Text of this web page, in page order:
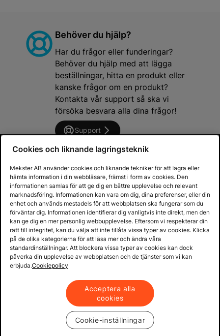
Behöver du hjälp?
Har du frågor eller funderingar?
Behöver du hjälp med att lägga
beställningar, hitta en produkt eller
kanske frågor om en produkt?
Kontakta vår support så ska vi
försöka besvara alla dina frågor!
Support
Var först att få reda på nyheterna
Prenumerera på vårt nyhetsbrev och var först
att få reda på nyheter och heta deals!
Email address
Köpvillkor & info
Cookies och liknande lagringsteknik
Mekster AB använder cookies och liknande tekniker för att lagra eller
hämta information i din webbläsare, främst i form av cookies. Den
informationen samlas för att ge dig en bättre upplevelse och relevant
marknadsföring. Informationen kan vara om dig, dina preferenser, eller din
enhet och används mestadels för att webbplatsen ska fungerar som du
förväntar dig. Informationen identifierar dig vanligtvis inte direkt, men den
kan ge dig en mer personlig webbupplevelse. Eftersom vi respekterar din
rätt till integritet, kan du välja att inte tillåta vissa typer av cookies. Klicka
på de olika kategorierna för att läsa mer och ändra våra
standardinställningar. Att blockera vissa typer av cookies kan dock
påverka din upplevelse av webbplatsen och de tjänster som vi kan
erbjuda.Cookiepolicy
Acceptera alla
cookies
Cookie-inställningar